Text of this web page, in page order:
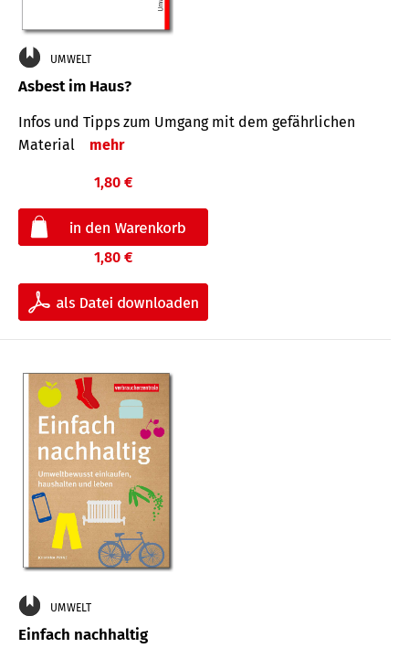
UMWELT
Asbest im Haus?
Infos und Tipps zum Um­gang mit dem ge­fähr­lichen
Mate­rial
mehr
1,80 €
1,80 €
UMWELT
Einfach nachhaltig